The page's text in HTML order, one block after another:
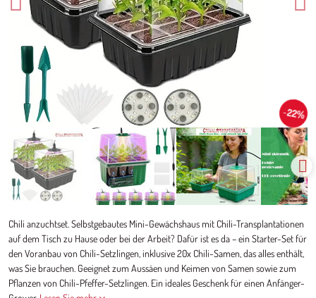
22%
Chili anzuchtset. Selbstgebautes Mini-Gewächshaus mit Chili-Transplantationen
auf dem Tisch zu Hause oder bei der Arbeit? Dafür ist es da – ein Starter-Set für
den Voranbau von Chili-Setzlingen, inklusive 20x Chili-Samen, das alles enthält,
was Sie brauchen. Geeignet zum Aussäen und Keimen von Samen sowie zum
Pflanzen von Chili-Pfeffer-Setzlingen. Ein ideales Geschenk für einen Anfänger-